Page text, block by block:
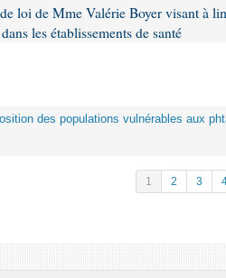
loi de Mme Valérie Boyer visant à
les établissements de santé
des populations vulnérables aux
1 2 3